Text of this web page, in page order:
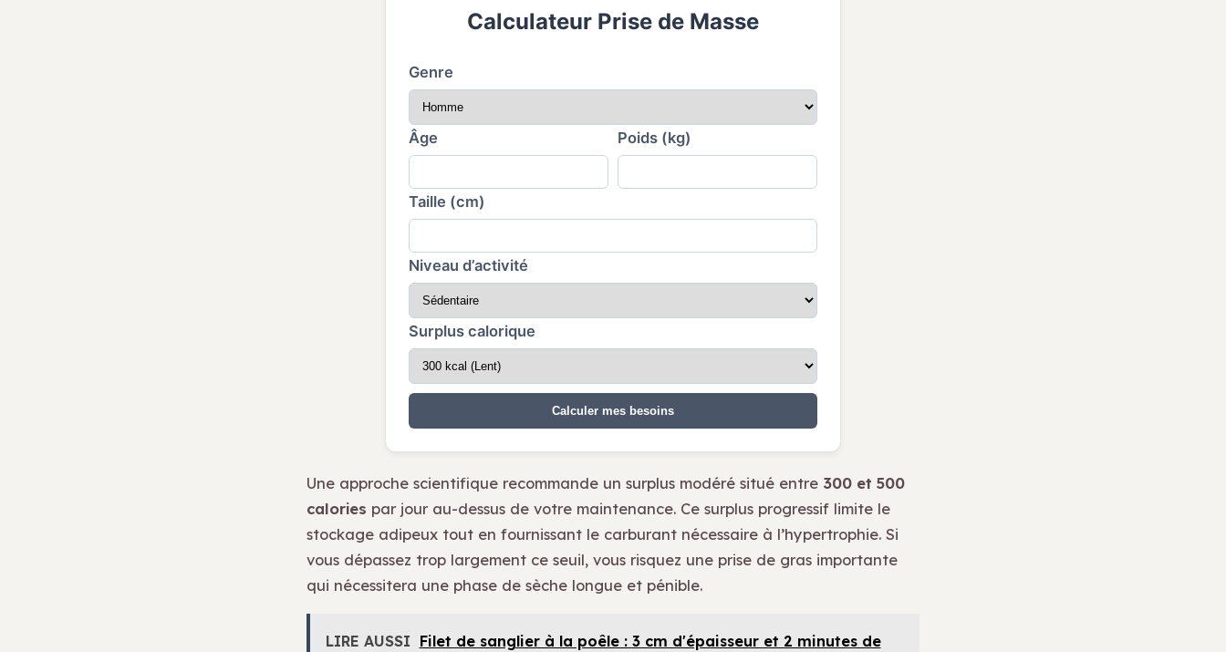
Calculateur Prise de Masse
Genre
Âge Poids (kg)
Taille (cm)
Niveau d’activité
Surplus calorique
Calculer mes besoins
Une approche scientifique recommande un surplus modéré situé entre 300 et 500
calories par jour au-dessus de votre maintenance. Ce surplus progressif limite le
stockage adipeux tout en fournissant le carburant nécessaire à l’hypertrophie. Si
vous dépassez trop largement ce seuil, vous risquez une prise de gras importante
qui nécessitera une phase de sèche longue et pénible.
LIRE AUSSI Filet de sanglier à la poêle : 3 cm d'épaisseur et 2 minutes de